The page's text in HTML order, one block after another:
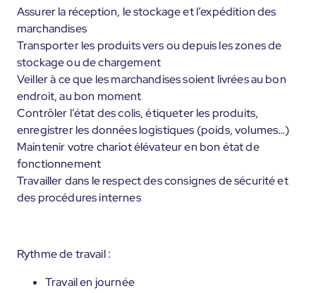
Assurer la réception, le stockage et l’expédition des
marchandises
Transporter les produits vers ou depuis les zones de
stockage ou de chargement
Veiller à ce que les marchandises soient livrées au bon
endroit, au bon moment
Contrôler l’état des colis, étiqueter les produits,
enregistrer les données logistiques (poids, volumes…)
Maintenir votre chariot élévateur en bon état de
fonctionnement
Travailler dans le respect des consignes de sécurité et
des procédures internes
Rythme de travail :
Travail en journée